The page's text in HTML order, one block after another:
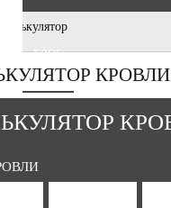
БЛОГ
Калькулятор
КРОВЛИ